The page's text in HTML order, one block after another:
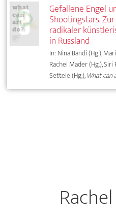
Gefallene Engel
Shootingstars.
radikaler
in Russland
In: Nina Bandi (Hg.),
Rachel Mader (Hg.),
Settele (Hg.),What can